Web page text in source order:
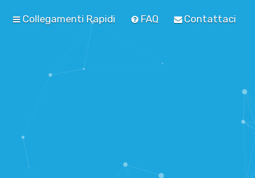
Collegamenti Rapidi FAQ Contattaci